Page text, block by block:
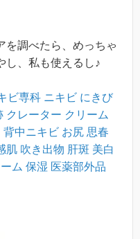
を調べたら、めっちゃ
し、私も使えるし♪
専科 ニキビ にきび
クレーター クリーム
中ニキビ お尻 思春
肌 吹き出物 肝斑 美白
ム 保湿 医薬部外品